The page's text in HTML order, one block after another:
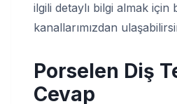
ilgili detaylı bilgi almak için
kanallarımızdan
Porselen Diş
Cevap